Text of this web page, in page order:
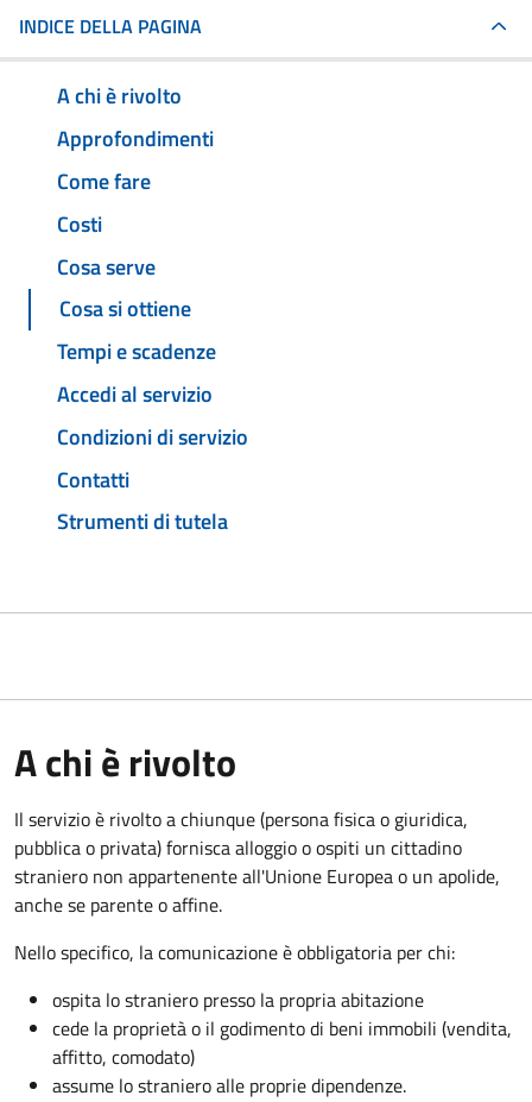
INDICE DELLA PAGINA
A chi è rivolto
Approfondimenti
Come fare
Costi
Cosa serve
Cosa si ottiene
Tempi e scadenze
Accedi al servizio
Condizioni di servizio
Contatti
Strumenti di tutela
A chi è rivolto
Il servizio è rivolto a chiunque (persona fisica o giuridica,
pubblica o privata) fornisca alloggio o ospiti un cittadino
straniero non appartenente all'Unione Europea o un apolide,
anche se parente o affine.
Nello specifico, la comunicazione è obbligatoria per chi:
ospita lo straniero presso la propria abitazione
cede la proprietà o il godimento di beni immobili (vendita,
affitto, comodato)
assume lo straniero alle proprie dipendenze.